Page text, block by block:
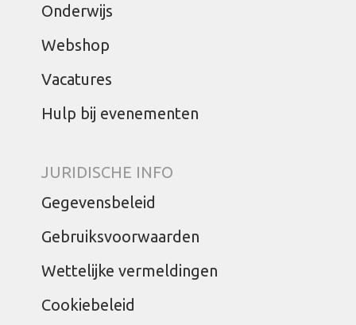
Onderwijs
Webshop
Vacatures
Hulp bij evenementen
JURIDISCHE INFO
Gegevensbeleid
Gebruiksvoorwaarden
Wettelijke vermeldingen
Cookiebeleid